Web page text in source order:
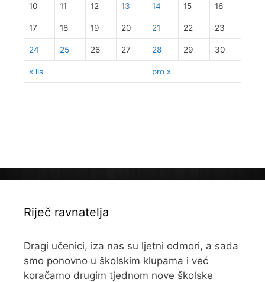
« lis pro »
10 11 12 13 14 15 16
17 18 19 20 21 22 23
24 25 26 27 28 29 30
Riječ ravnatelja
Dragi učenici, iza nas su ljetni odmori, a sada
smo ponovno u školskim klupama i već
koračamo drugim tjednom nove školske